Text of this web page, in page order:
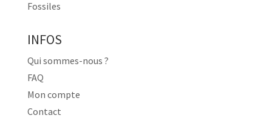
Fossiles
INFOS
Qui sommes-nous ?
FAQ
Mon compte
Contact